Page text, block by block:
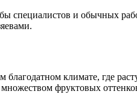
специалистов и обычных
климате, где
фруктовых